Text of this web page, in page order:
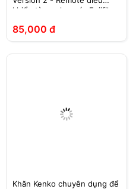
khiển từ xa cho máy Fujifilm
85,000 đ
Khăn Kenko chuyên dụng để